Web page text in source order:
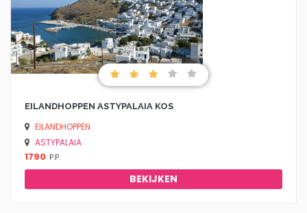
EILANDHOPPEN ASTYPALAIA KOS
EILANDHOPPEN
ASTYPALAIA
1790 P.P.
BEKIJKEN